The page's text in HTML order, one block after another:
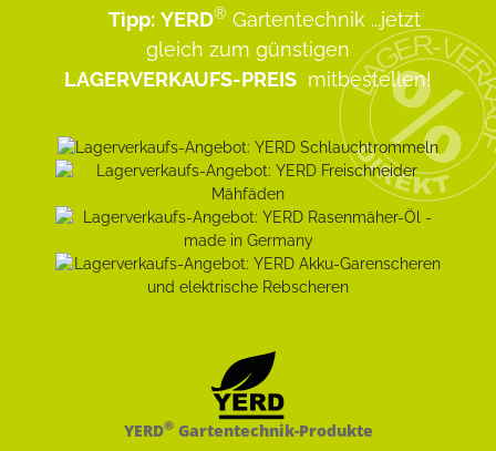
Tipp: YERD® Gartentechnik ...jetzt
gleich zum günstigen
LAGERVERKAUFS-PREIS mitbestellen!
YERD®Gartentechnik-Produkte